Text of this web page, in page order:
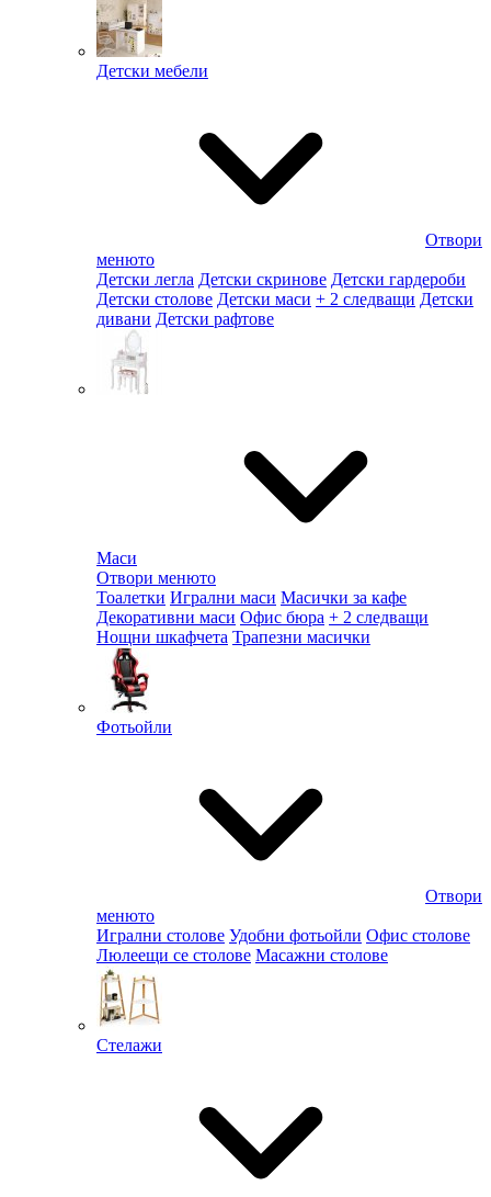
Детски мебели
Отвори
менюто
Детски легла Детски скринове Детски гардероби
Детски столове Детски маси + 2 следващи Детски
дивани Детски рафтове
Маси
Отвори менюто
Тоалетки Игрални маси Масички за кафе
Декоративни маси Офис бюра + 2 следващи
Нощни шкафчета Трапезни масички
Фотьойли
Отвори
менюто
Игрални столове Удобни фотьойли Офис столове
Люлеещи се столове Масажни столове
Стелажи